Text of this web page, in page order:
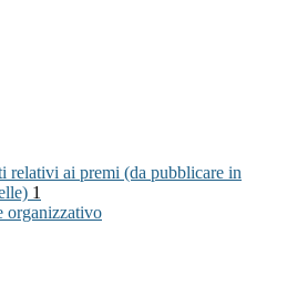
relativi ai premi (da pubblicare in
1
organizzativo